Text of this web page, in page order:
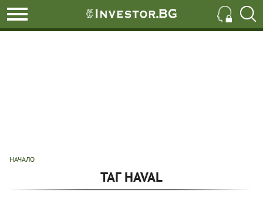
НАЧАЛО
ТАГ HAVAL